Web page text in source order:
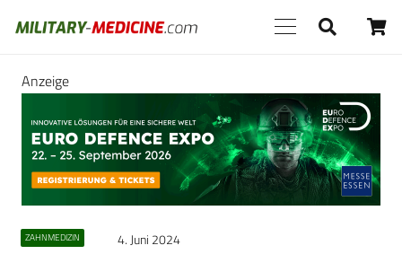
Anzeige
ZAHNMEDIZIN 4. Juni 2024